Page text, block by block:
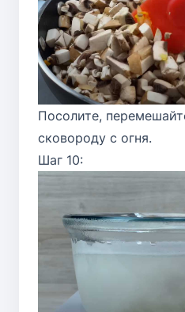
Посолите,
сковороду с огня.
Шаг 10: